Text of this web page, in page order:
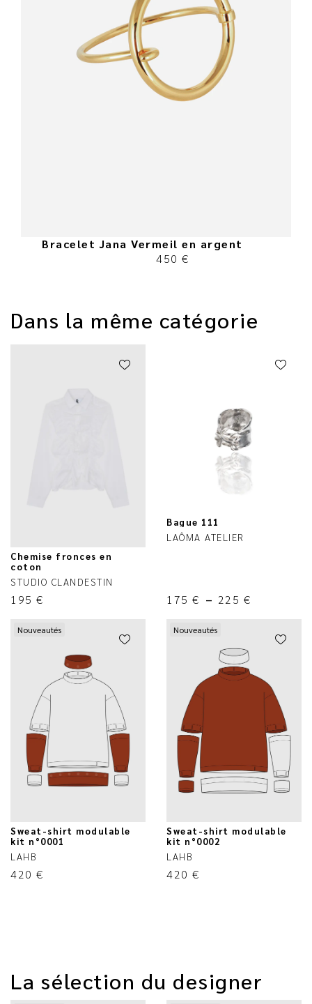
Bracelet Jana Vermeil en argent
450 €
Dans la même catégorie
Chemise fronces en
coton
STUDIO CLANDESTIN
195 €
Bague 111
LAÔMA ATELIER
175 € – 225 €
Nouveautés
Sweat-shirt modulable
kit n°0001
LAHB
420 €
Nouveautés
Sweat-shirt modulable
kit n°0002
LAHB
420 €
La sélection du designer